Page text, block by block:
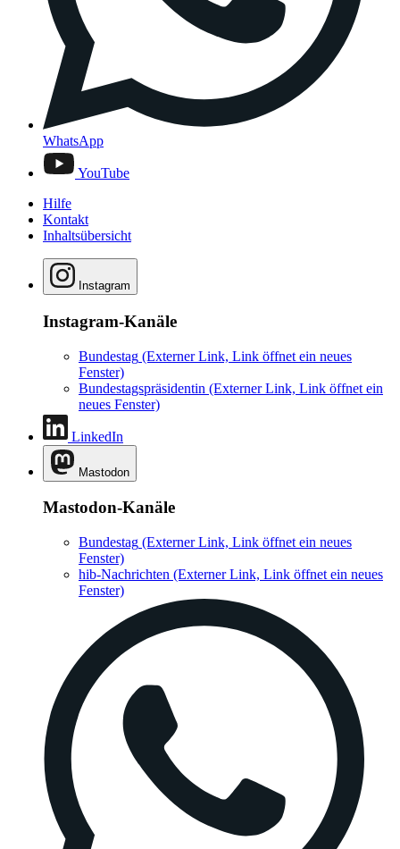
WhatsApp
YouTube
Hilfe
Kontakt
Inhaltsübersicht
Instagram
Instagram-Kanäle
Bundestag (Externer Link, Link öffnet ein neues
Fenster)
Bundestagspräsidentin (Externer Link, Link öffnet ein
neues Fenster)
LinkedIn
Mastodon
Mastodon-Kanäle
Bundestag (Externer Link, Link öffnet ein neues
Fenster)
hib-Nachrichten (Externer Link, Link öffnet ein neues
Fenster)